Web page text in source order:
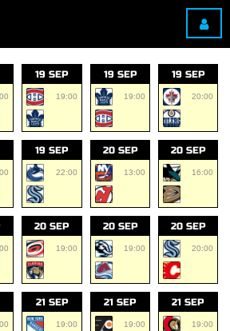
19 SEP
19:00
19 SEP
19:00
19 SEP
20:00
19 SEP
22:00
20 SEP
13:00
20 SEP
16:00
20 SEP
19:00
20 SEP
19:00
20 SEP
20:00
21 SEP
19:00
21 SEP
19:00
21 SEP
19:00